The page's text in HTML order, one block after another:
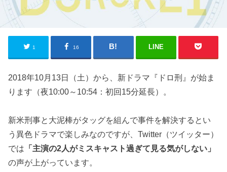
1 16 LINE
2018年10月13日（土）から、新ドラマ『ドロ刑』が始ま
ります（夜10:00～10:54：初回15分延長）。
新米刑事と大泥棒がタッグを組んで事件を解決するとい
う異色ドラマで楽しみなのですが、Twitter（ツイッター）
では 「主演の2人がミスキャスト過ぎて見る気がしない」
の声が上がっています。